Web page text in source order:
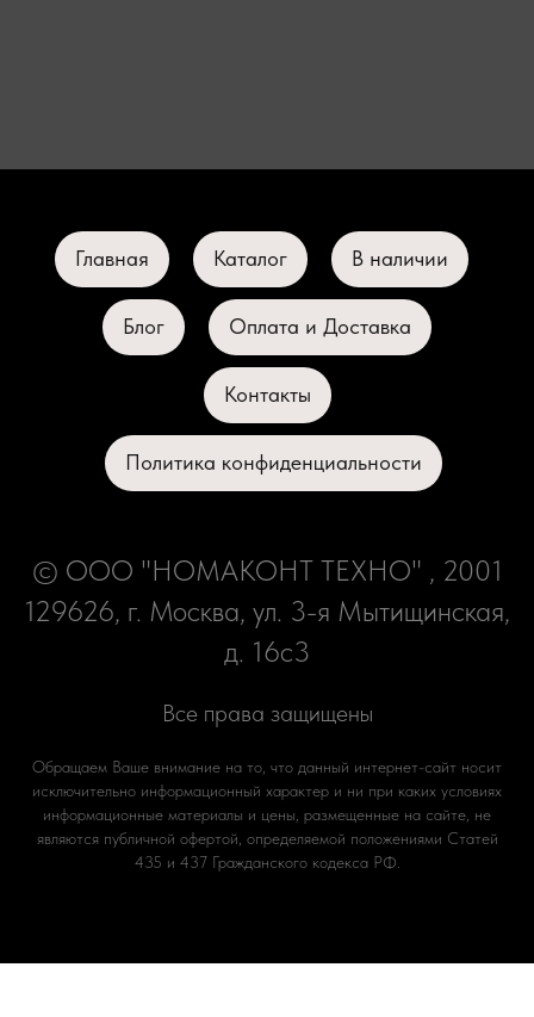
Главная Каталог В наличии
Блог Оплата и Доставка
Контакты
Политика конфиденциальности
© ООО "НОМАКОНТ ТЕХНО" , 2001
129626, г. Москва, ул. 3-я Мытищинская,
д. 16с3
Все права защищены
Обращаем Ваше внимание на то, что данный интернет-сайт носит
исключительно информационный характер и ни при каких условиях
информационные материалы и цены, размещенные на сайте, не
являются публичной офертой, определяемой положениями Статей
435 и 437 Гражданского кодекса РФ.